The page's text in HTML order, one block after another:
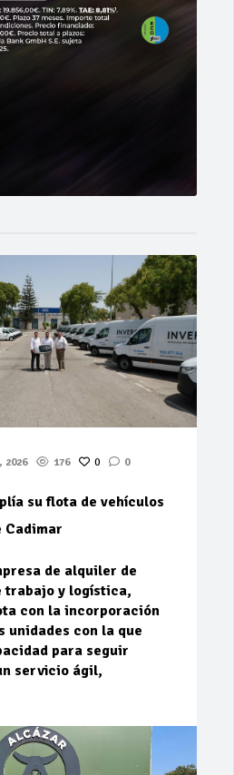
2026 176 0 0
su flota de vehículos
Cadimar
de alquiler de
trabajo y logística,
con la incorporación
unidades con la que
para seguir
servicio ágil,